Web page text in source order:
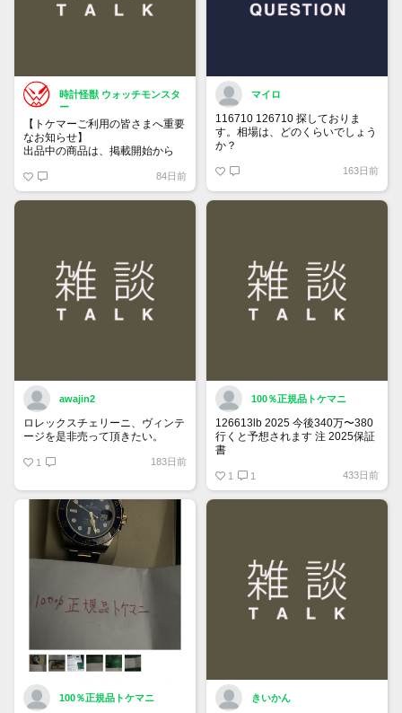
時計怪獣 ウォッチモンスタ
ー
【トケマーご利用の皆さまへ重要
なお知らせ】
出品中の商品は、掲載開始から
「下書き」へ戻ります。
トップページでお気に入り登録が
できるようになりました。
84日前
マイロ
116710 126710 探しておりま
す。相場は、どのくらいでしょう
か？
163日前
awajin2
ロレックスチェリーニ、ヴィンテ
ージを是非売って頂きたい。
1 183日前
100％正規品トケマニ
126613lb 2025 今後340万〜380
行くと予想されます 注 2025保証
書
2025/ @Watch_Monster_より
1 1 433日前
100％正規品トケマニ きいかん